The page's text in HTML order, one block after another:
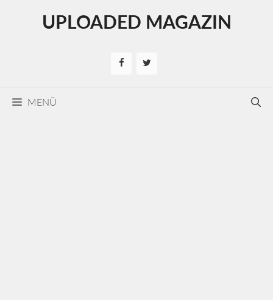
UPLOADED MAGAZIN
MENÜ